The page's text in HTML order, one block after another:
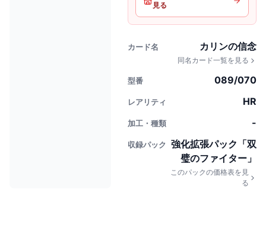
見る
カード名 カリンの信念
同名カード一覧を見る
型番 089/070
レアリティ HR
加工・種類 -
収録パック
強化拡張パック「双
璧のファイター」
このパックの価格表を見
る